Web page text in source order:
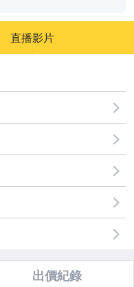
直播影片
出價紀錄